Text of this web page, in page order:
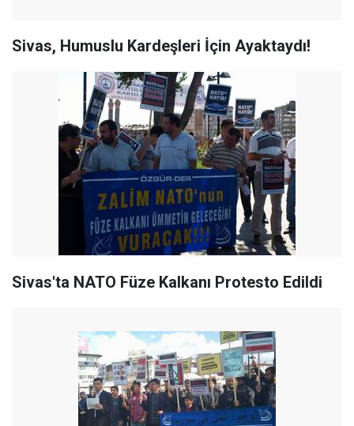
Sivas, Humuslu Kardeşleri İçin Ayaktaydı!
Sivas'ta NATO Füze Kalkanı Protesto Edildi